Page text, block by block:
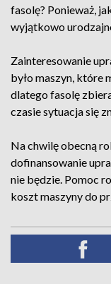
fasolę? Ponieważ,
wyjątkowo
Zainteresowanie
było maszyn, które
dlatego fasolę
czasie sytuacja się
Na chwilę obecną
dofinansowanie
nie będzie. Pomoc
koszt maszyny do